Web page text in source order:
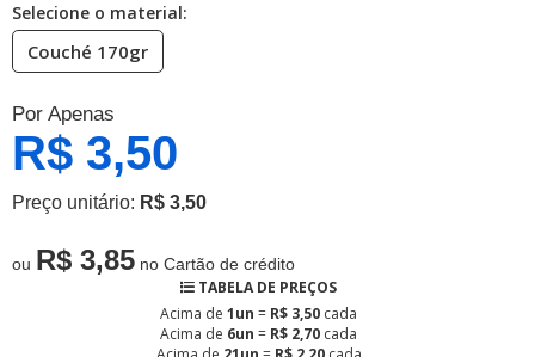
Selecione o material:
Couché 170gr
Por Apenas
R$ 3,50
Preço unitário: R$ 3,50
ou R$ 3,85 no Cartão de crédito
TABELA DE PREÇOS
Acima de 1un = R$ 3,50 cada
Acima de 6un = R$ 2,70 cada